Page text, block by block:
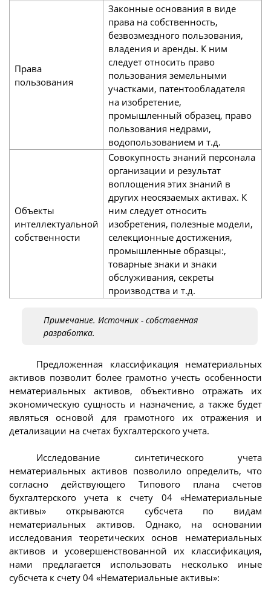
Права
пользования
Законные основания в виде
права на собственность,
безвозмездного пользования,
владения и аренды. К ним
следует относить право
пользования земельными
участками, патентообладателя
на изобретение,
промышленный образец, право
пользования недрами,
водопользованием и т.д.
Объекты
интеллектуальной
собственности
Совокупность знаний персонала
организации и результат
воплощения этих знаний в
других неосязаемых активах. К
ним следует относить
изобретения, полезные модели,
селекционные достижения,
промышленные образцы:,
товарные знаки и знаки
обслуживания, секреты
производства и т.д.
Примечание. Источник - собственная
разработка.
Предложенная классификация нематериальных
активов позволит более грамотно учесть особенности
нематериальных активов, объективно отражать их
экономическую сущность и назначение, а также будет
являться основой для грамотного их отражения и
детализации на счетах бухгалтерского учета.
Исследование синтетического учета
нематериальных активов позволило определить, что
согласно действующего Типового плана счетов
бухгалтерского учета к счету 04 «Нематериальные
активы» открываются субсчета по видам
нематериальных активов. Однако, на основании
исследования теоретических основ нематериальных
активов и усовершенствованной их классификация,
нами предлагается использовать несколько иные
субсчета к счету 04 «Нематериальные активы»: